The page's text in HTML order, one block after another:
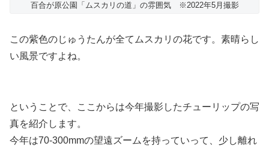
百合が原公園「ムスカリの道」の雰囲気 ※2022年5月撮影
この紫色のじゅうたんが全てムスカリの花です。素晴らし
い風景ですよね。
ということで、ここからは今年撮影したチューリップの写
真を紹介します。
今年は70-300mmの望遠ズームを持っていって、少し離れ